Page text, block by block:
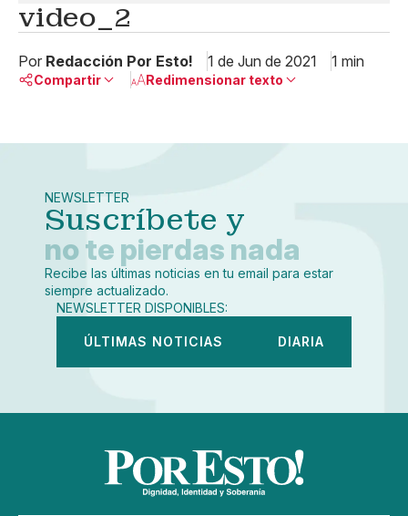
video_2
Por Redacción Por Esto! 1 de Jun de 2021 1 min
Compartir
Copiar enlace
Redimensionar texto
NEWSLETTER
Suscríbete y
no te pierdas nada
Recibe las últimas noticias en tu email para estar
siempre actualizado.
NEWSLETTER DISPONIBLES:
ÚLTIMAS NOTICIAS DIARIA